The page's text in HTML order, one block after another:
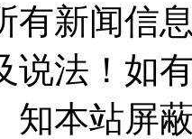
有新闻信
说法！如
知本站屏